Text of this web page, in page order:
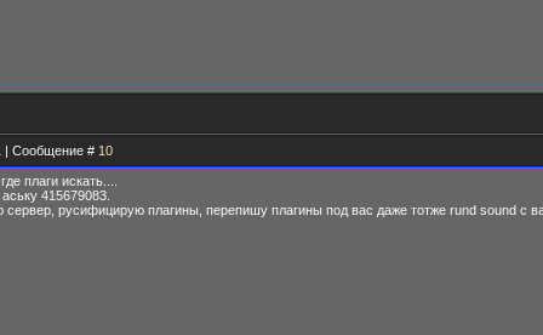
| Сообщение # 10
плаги искать....
415679083.
русифицирую плагины, перепишу плагины под вас даже тотже rund sound с